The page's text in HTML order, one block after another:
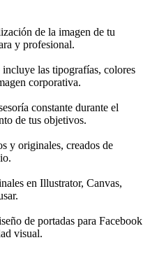
de la imagen de tu
y profesional.
las tipografías, colores
corporativa.
constante durante el
de tus objetivos.
y originales, creados de
en Illustrator, Canvas,
de portadas para Facebook
visual.